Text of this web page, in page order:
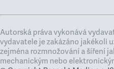
Autorská práva vykonává
vydavatele je zakázáno jakékoli
zejména rozmnožování a šíření
mechanickým nebo